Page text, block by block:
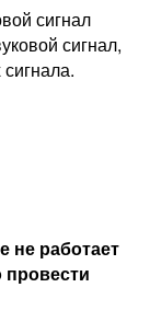
сигнал
сигнал,
не работает